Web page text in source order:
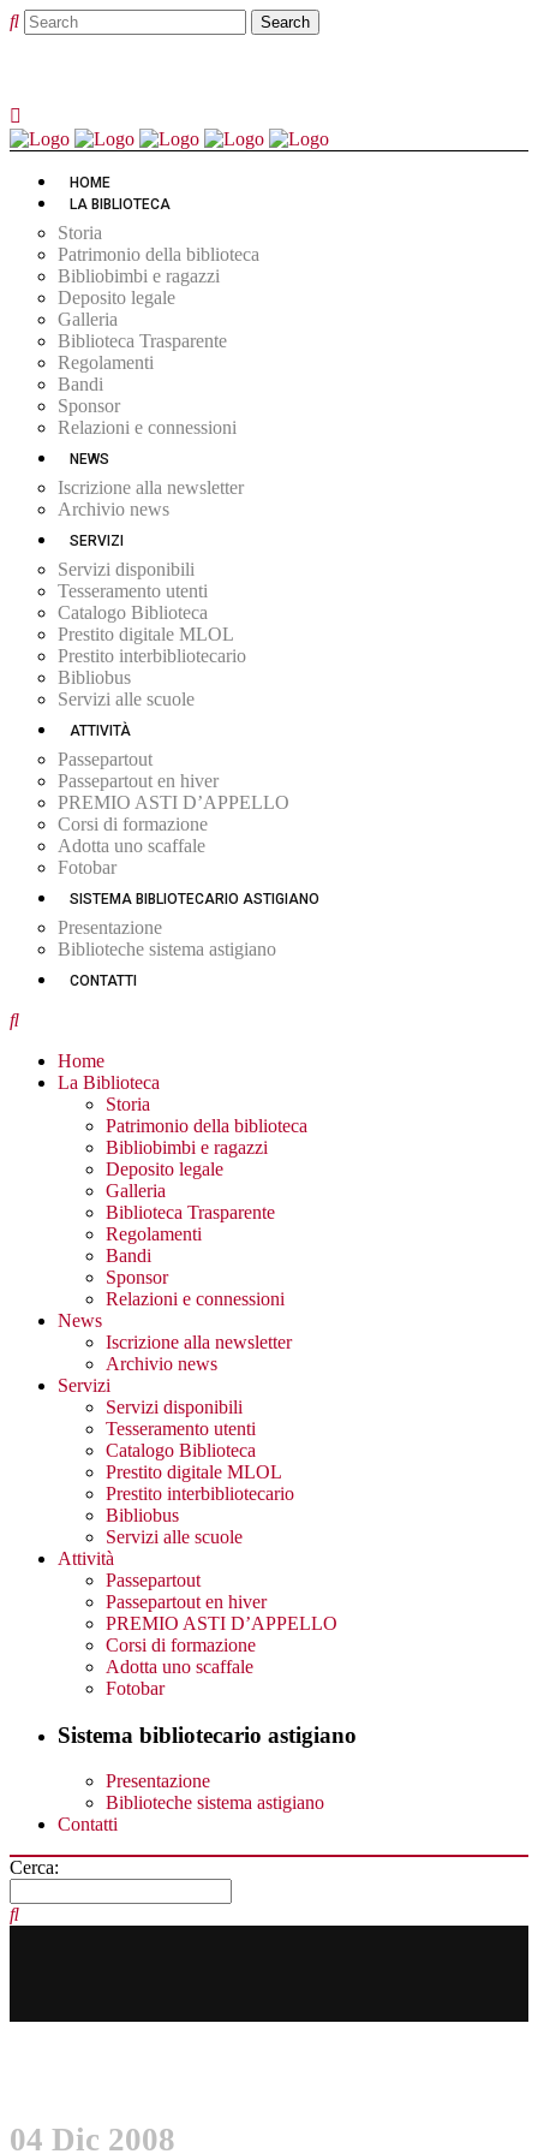
HOME
LA BIBLIOTECA
Storia
Patrimonio della biblioteca
Bibliobimbi e ragazzi
Deposito legale
Galleria
Biblioteca Trasparente
Regolamenti
Bandi
Sponsor
Relazioni e connessioni
NEWS
Iscrizione alla newsletter
Archivio news
SERVIZI
Servizi disponibili
Tesseramento utenti
Catalogo Biblioteca
Prestito digitale MLOL
Prestito interbibliotecario
Bibliobus
Servizi alle scuole
ATTIVITÀ
Passepartout
Passepartout en hiver
PREMIO ASTI D’APPELLO
Corsi di formazione
Adotta uno scaffale
Fotobar
SISTEMA BIBLIOTECARIO ASTIGIANO
Presentazione
Biblioteche sistema astigiano
CONTATTI
Home
La Biblioteca
Storia
Patrimonio della biblioteca
Bibliobimbi e ragazzi
Deposito legale
Galleria
Biblioteca Trasparente
Regolamenti
Bandi
Sponsor
Relazioni e connessioni
News
Iscrizione alla newsletter
Archivio news
Servizi
Servizi disponibili
Tesseramento utenti
Catalogo Biblioteca
Prestito digitale MLOL
Prestito interbibliotecario
Bibliobus
Servizi alle scuole
Attività
Passepartout
Passepartout en hiver
PREMIO ASTI D’APPELLO
Corsi di formazione
Adotta uno scaffale
Fotobar
Sistema bibliotecario astigiano
Presentazione
Biblioteche sistema astigiano
Contatti
Cerca:
04 Dic 2008